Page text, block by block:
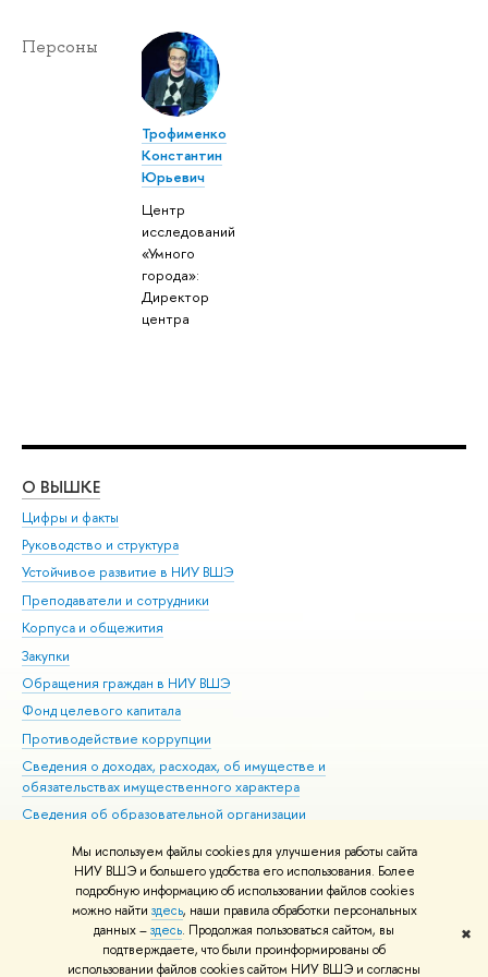
Мы используем файлы cookies для улучшения работы сайта
НИУ ВШЭ и большего удобства его использования. Более
подробную информацию об использовании файлов cookies
можно найти здесь, наши правила обработки персональных
данных –здесь. Продолжая пользоваться сайтом, вы
подтверждаете, что были проинформированы об
использовании файлов cookies сайтом НИУ ВШЭ и согласны
✖
Персоны
Трофименко
Константин
Юрьевич
Центр
исследований
«Умного
города»:
Директор
центра
О ВЫШКЕ
Цифры и факты
Руководство и структура
Устойчивое развитие в НИУ ВШЭ
Преподаватели и сотрудники
Корпуса и общежития
Закупки
Обращения граждан в НИУ ВШЭ
Фонд целевого капитала
Противодействие коррупции
Сведения о доходах, расходах, об имуществе и
обязательствах имущественного характера
Сведения об образовательной организации
Людям с ограниченными возможностями здоровья
Единая платежная страница
Работа в Вышке
© НИУ ВШЭ 1993–2026 Адреса и контакты Условия использования